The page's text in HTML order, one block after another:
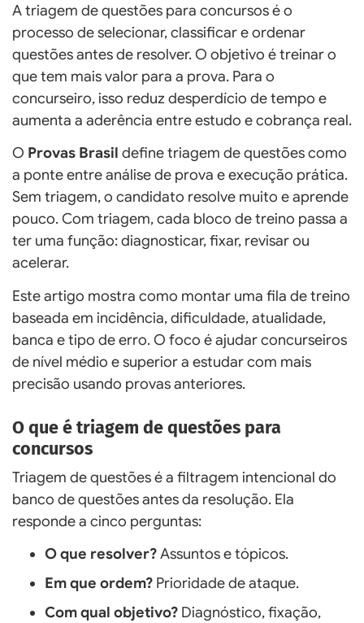
A triagem de questões para concursos é o
processo de selecionar, classificar e ordenar
questões antes de resolver. O objetivo é treinar o
que tem mais valor para a prova. Para o
concurseiro, isso reduz desperdício de tempo e
aumenta a aderência entre estudo e cobrança real.
O Provas Brasil define triagem de questões como
a ponte entre análise de prova e execução prática.
Sem triagem, o candidato resolve muito e aprende
pouco. Com triagem, cada bloco de treino passa a
ter uma função: diagnosticar, fixar, revisar ou
acelerar.
Este artigo mostra como montar uma fila de treino
baseada em incidência, dificuldade, atualidade,
banca e tipo de erro. O foco é ajudar concurseiros
de nível médio e superior a estudar com mais
precisão usando provas anteriores.
O que é triagem de questões para
concursos
Triagem de questões é a filtragem intencional do
banco de questões antes da resolução. Ela
responde a cinco perguntas:
O que resolver?Assuntos e tópicos.
Em que ordem? Prioridade de ataque.
Com qual objetivo? Diagnóstico, fixação,